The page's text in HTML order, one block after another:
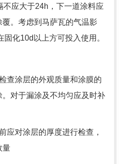
不应大于24h ，下一道涂料应
。考虑到马萨瓦的气温影
固化10d 以上方可投入使用。
查涂层的外观质量和涂膜的
对于漏涂及不均匀应及时补
应对涂层的厚度进行检查，
量